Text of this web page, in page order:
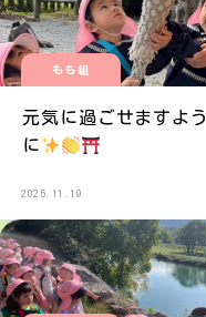
もも組
元気に過ごせますよう
に
2025.11.19